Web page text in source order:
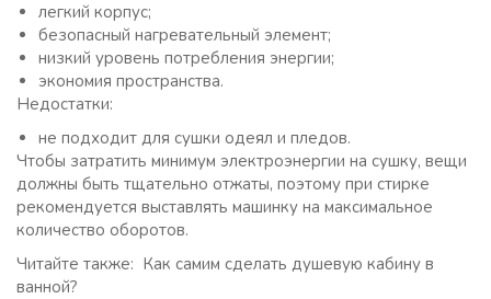
легкий корпус;
безопасный нагревательный элемент;
низкий уровень потребления энергии;
экономия пространства.
Недостатки:
не подходит для сушки одеял и пледов.
Чтобы затратить минимум электроэнергии на сушку, вещи
должны быть тщательно отжаты, поэтому при стирке
рекомендуется выставлять машинку на максимальное
количество оборотов.
Читайте также: Как самим сделать душевую кабину в
ванной?